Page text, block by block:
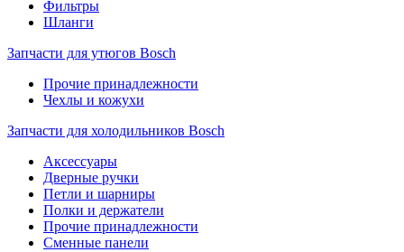
Фильтры
Шланги
Запчасти для утюгов Bosch
Прочие принадлежности
Чехлы и кожухи
Запчасти для холодильников Bosch
Аксессуары
Дверные ручки
Петли и шарниры
Полки и держатели
Прочие принадлежности
Сменные панели